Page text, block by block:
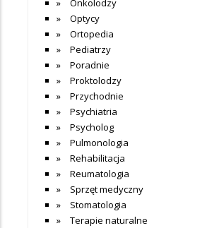
Onkolodzy
Optycy
Ortopedia
Pediatrzy
Poradnie
Proktolodzy
Przychodnie
Psychiatria
Psycholog
Pulmonologia
Rehabilitacja
Reumatologia
Sprzęt medyczny
Stomatologia
Terapie naturalne